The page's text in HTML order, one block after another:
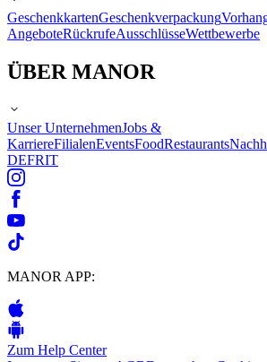
GeschenkkartenGeschenkverpackung
AngeboteRückrufeAusschlüsseWettbewerbe
ÜBER MANOR
Unser UnternehmenJobs &
KarriereFilialenEventsFoodRestaurants
DEFRIT
MANOR APP:
Zum Help Center